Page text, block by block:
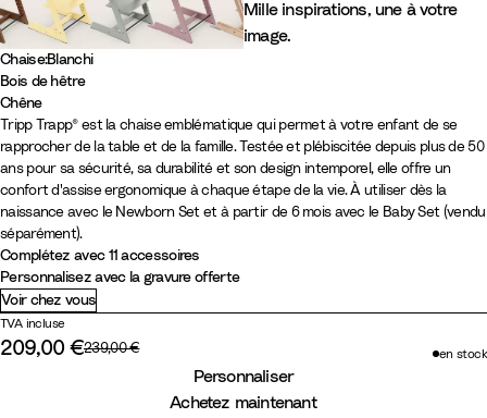
Mille inspirations, une à votre
image.
Chaise:Blanchi
Bois de hêtre
N
a
t
r
e
l
N
o
i
B
a
c
B
a
c
h
i
G
r
i
t
e
m
p
ê
t
V
e
r
g
l
a
c
i
e
B
r
u
c
h
a
u
d
M
a
u
e
B
r
u
y
è
B
a
c
V
a
n
i
l
W
l
W
o
o
d
L
e
m
n
Y
e
l
l
o
C
a
s
m
e
r
e
G
r
Chêne
C
h
ê
e
N
a
t
r
C
h
ê
e
B
r
u
C
Tripp Trapp® est la chaise emblématique qui permet à votre enfant de se
rapprocher de la table et de la famille. Testée et plébiscitée depuis plus de 50
ans pour sa sécurité, sa durabilité et son design intemporel, elle offre un
confort d'assise ergonomique à chaque étape de la vie. À utiliser dès la
naissance avec le Newborn Set et à partir de 6 mois avec le Baby Set (vendu
séparément).
Complétez avec 11 accessoires
Personnalisez avec la gravure offerte
Voir chez vous
TVA incluse
Prix réduit :
209,00 €Prix d'origine :
239,00 € en stock
Personnaliser
Achetez maintenant